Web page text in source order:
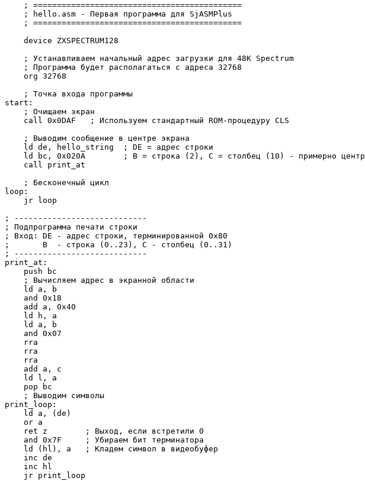
    ; ============================================
    ; hello.asm - Первая программа для SjASMPlus
    ; ============================================
    device ZXSPECTRUM128
    ; Устанавливаем начальный адрес загрузки для 48K Spectrum
    ; Программа будет располагаться с адреса 32768
    org 32768
    ; Точка входа программы
start:
    ; Очищаем экран
    call 0x0DAF   ; Используем стандартный ROM-процедуру CLS
    ; Выводим сообщение в центре экрана
    ld de, hello_string  ; DE = адрес строки
    ld bc, 0x020A        ; B = строка (2), C = столбец (10) - примерно центр
    call print_at
    ; Бесконечный цикл
loop:
    jr loop
; ----------------------------
; Подпрограмма печати строки
; Вход: DE - адрес строки, терминированной 0x80
;       B  - строка (0..23), C - столбец (0..31)
; ----------------------------
print_at:
    push bc
    ; Вычисляем адрес в экранной области
    ld a, b
    and 0x18
    add a, 0x40
    ld h, a
    ld a, b
    and 0x07
    rra
    rra
    rra
    add a, c
    ld l, a
    pop bc
    ; Выводим символы
print_loop:
    ld a, (de)
    or a
    ret z        ; Выход, если встретили 0
    and 0x7F     ; Убираем бит терминатора
    ld (hl), a   ; Кладем символ в видеобуфер
    inc de
    inc hl
    jr print_loop